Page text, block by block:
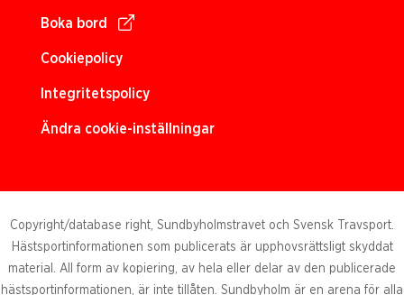
Boka bord
Cookiepolicy
Integritetspolicy
Ändra cookie-inställningar
Copyright/database right, Sundbyholmstravet och Svensk Travsport.
Hästsportinformationen som publicerats är upphovsrättsligt skyddat
material. All form av kopiering, av hela eller delar av den publicerade
hästsportinformationen, är inte tillåten. Sundbyholm är en arena för alla